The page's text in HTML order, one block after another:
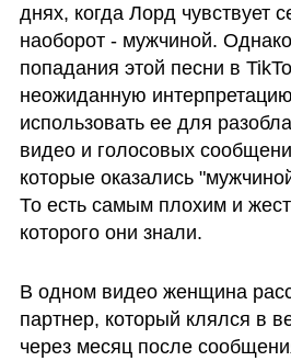
днях, когда Лорд чувствует
наоборот - мужчиной.
попадания этой песни в
неожиданную
использовать ее для
видео и голосовых
которые оказались
То есть самым плохим и
которого они знали.
В одном видео женщина
партнер, который клялся в
через месяц после